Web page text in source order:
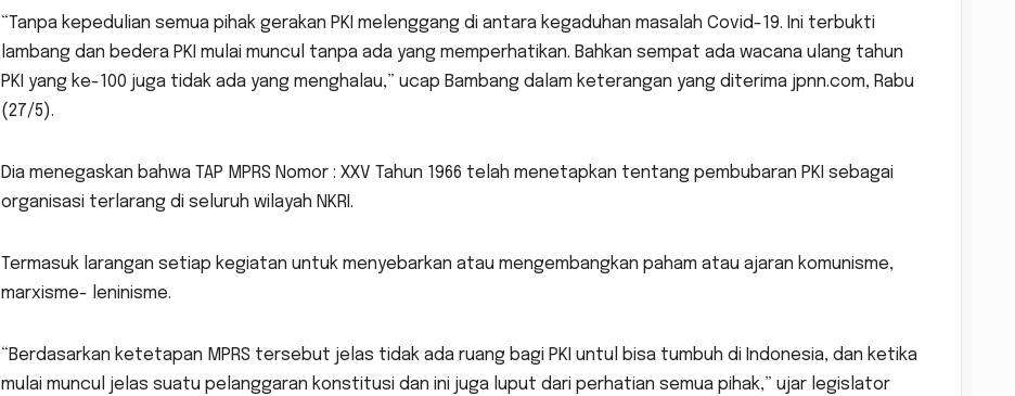
“Tanpa kepedulian semua pihak gerakan PKI melenggang di antara kegaduhan masalah Covid-19. Ini terbukti
lambang dan bedera PKI mulai muncul tanpa ada yang memperhatikan. Bahkan sempat ada wacana ulang tahun
PKI yang ke-100 juga tidak ada yang menghalau,” ucap Bambang dalam keterangan yang diterima jpnn.com, Rabu
(27/5).
Dia menegaskan bahwa TAP MPRS Nomor : XXV Tahun 1966 telah menetapkan tentang pembubaran PKI sebagai
organisasi terlarang di seluruh wilayah NKRI.
Termasuk larangan setiap kegiatan untuk menyebarkan atau mengembangkan paham atau ajaran komunisme,
marxisme- leninisme.
“Berdasarkan ketetapan MPRS tersebut jelas tidak ada ruang bagi PKI untul bisa tumbuh di Indonesia, dan ketika
mulai muncul jelas suatu pelanggaran konstitusi dan ini juga luput dari perhatian semua pihak,” ujar legislator